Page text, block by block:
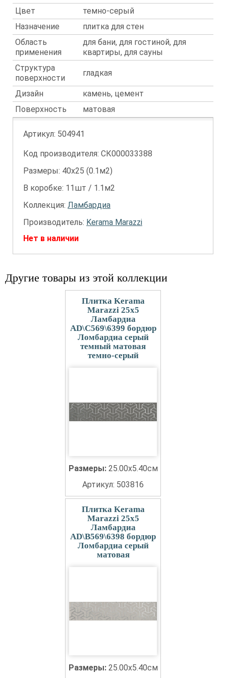
Цвет
темно-серый
Назначение
плитка для стен
Область
применения
для бани, для гостиной, для
квартиры, для сауны
Структура
поверхности
гладкая
Дизайн
камень, цемент
Поверхность
матовая
Артикул: 504941
Код производителя: СК000033388
Размеры: 40х25 (0.1м2)
В коробке: 11шт / 1.1м2
Коллекция: Ламбардиа
Производитель: Kerama Marazzi
Нет в наличии
Другие товары из этой коллекции
Плитка Kerama
Marazzi 25x5
Ламбардиа
AD\C569\6399 бордюр
Ломбардиа серый
темный матовая
темно-серый
Размеры: 25.00x5.40см
Артикул: 503816
Плитка Kerama
Marazzi 25x5
Ламбардиа
AD\B569\6398 бордюр
Ломбардиа серый
матовая
Размеры: 25.00x5.40см